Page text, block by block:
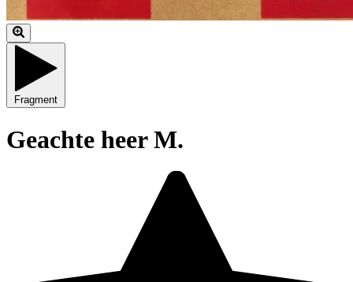
Fragment
Geachte heer M.